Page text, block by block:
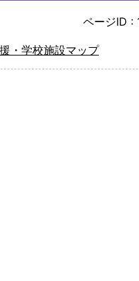
ページID :
・学校施設マップ